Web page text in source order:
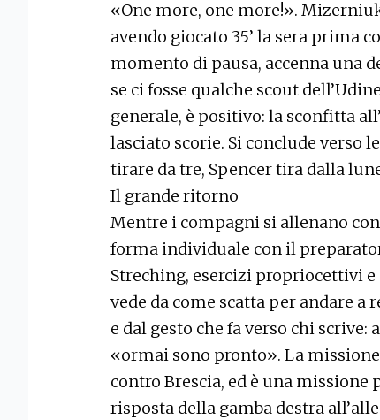
«One more, one more!».
avendo giocato 35’ la sera prima
momento di pausa, accenna una
se ci fosse qualche scout
generale, è positivo: la sconfitta
lasciato scorie. Si conclude verso
tirare da tre, Spencer tira dalla
Il grande ritorno
Mentre i compagni si allenano
forma individuale con il
Streching, esercizi propriocettivi e
vede da come scatta per andare
e dal gesto che fa verso chi
«ormai sono pronto». La
contro Brescia, ed è una
risposta della gamba destra